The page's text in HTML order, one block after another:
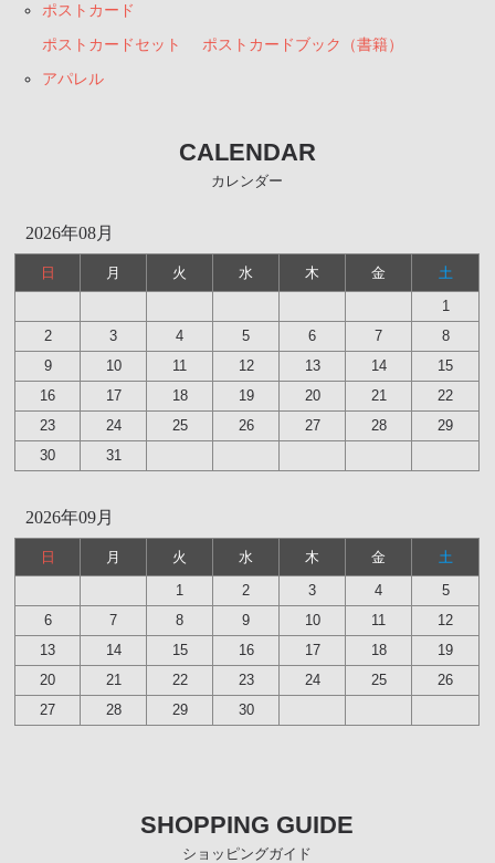
ポストカード
ポストカードセット
ポストカードブック（書籍）
アパレル
CALENDAR
カレンダー
2026年08月
日 月 火 水 木 金
土
1
2
3 4 5 6 7
8
9
10 11 12 13 14
15
16
17 18 19 20 21
22
23
24 25 26 27 28
29
30
31
2026年09月
日 月 火 水 木 金
土
1
2 3 4
5
6
7 8 9 10 11
12
13
14 15 16 17 18
19
20
21 22 23 24 25
26
27
28 29 30
SHOPPING GUIDE
ショッピングガイド